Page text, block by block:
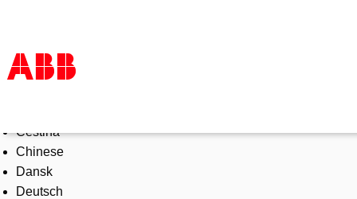
Products & Solutions
Industries
Services
About us
Čeština
Chinese
Dansk
Deutsch